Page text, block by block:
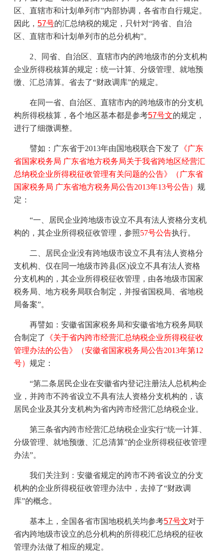
区、直辖市和计划单列市”内部协调，各省市自行规定。
因此， 57号的汇总纳税的规定，只针对“跨省、自治
区、直辖市和计划单列市的总分机构”。
2 、同省、自治区、直辖市内的跨地级市的分支机构
企业所得税核算的规定：统一计算、分级管理、就地预
缴、汇总清算。省去了“财政调库”的规定。
在同一省、自治区、直辖市内的跨地级市的分支机
构所得税核算，各个地区基本都是参考57号文的规定，
进行了细微调整。
譬如：广东省于2013年由国地税联合下发了
《广东
省国家税务局 广东省地方税务局关于我省跨地区经营汇
总纳税企业所得税征收管理有关问题的公告》（广东省
国家税务局 广东省地方税务局公告2013年13号公告） 规
定：
“一、居民企业跨地级市设立不具有法人资格分支机
构的，其企业所得税征收管理，参照57号公告执行。
二、居民企业没有跨地级市设立不具有法人资格分
支机构、仅在同一地级市跨县(区)设立不具有法人资格
分支机构的，其企业所得税征收管理，由各地级市国家
税务局、地方税务局联合制定，并报省国税局、省地税
局备案”。
再譬如：安徽省国家税务局和安徽省地方税务局联
合制定了
《关于省内跨市经营汇总纳税企业所得税征收
管理办法的公告》（安徽省国家税务局公告2013年第12
号） 规定：
“第二条居民企业在安徽省内登记注册法人总机构企
业，并跨市不跨省设立不具有法人资格分支机构的，该
居民企业及其分支机构为省内跨市经营汇总纳税企业。
第三条省内跨市经营汇总纳税企业实行“统一计算、
分级管理、就地预缴、汇总清算”的企业所得税征收管理
办法”。
我们关注到：安徽省规定的跨市不跨省设立的分支
机构的企业所得税征收管理办法中，去掉了“财政调
库”的概念。
基本上，全国各省市国地税机关均参考57号文对于
省内跨地级市设立的总分机构的所得税汇总纳税的征收
管理办法做了相应的规定。